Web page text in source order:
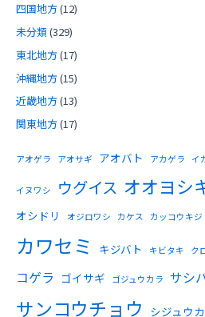
四国地方(12)
未分類(329)
東北地方(17)
沖縄地方(15)
近畿地方(13)
関東地方(17)
アオゲラ アオサギ アオバト アカゲラ イ
イヌワシ ウグイス オオヨシ
オシドリ オジロワシ カケス カッコウキジ
カワセミ キジバト キビタキ ク
コゲラ ゴイサギ ゴジュウカラ サシ
サンコウチョウ シジュウ